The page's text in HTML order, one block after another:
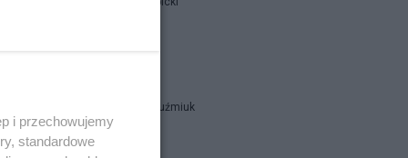
Zbigniew Kuźmiuk
i przechowujemy
standardowe